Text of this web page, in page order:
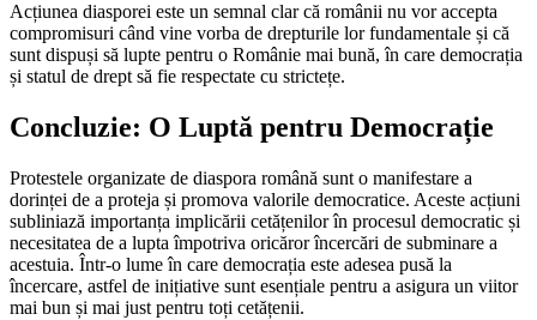
Acțiunea diasporei este un semnal clar că românii nu vor accepta
compromisuri când vine vorba de drepturile lor fundamentale și că
sunt dispuși să lupte pentru o Românie mai bună, în care democrația
și statul de drept să fie respectate cu strictețe.
Concluzie: O Luptă pentru Democrație
Protestele organizate de diaspora română sunt o manifestare a
dorinței de a proteja și promova valorile democratice. Aceste acțiuni
subliniază importanța implicării cetățenilor în procesul democratic și
necesitatea de a lupta împotriva oricăror încercări de subminare a
acestuia. Într-o lume în care democrația este adesea pusă la
încercare, astfel de inițiative sunt esențiale pentru a asigura un viitor
mai bun și mai just pentru toți cetățenii.